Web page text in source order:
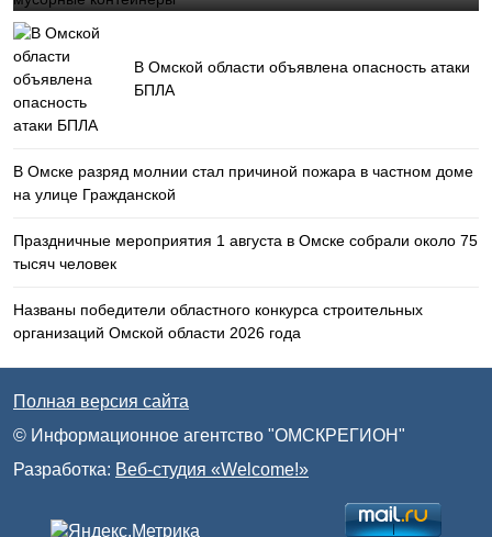
В Омской области объявлена опасность атаки
БПЛА
В Омске разряд молнии стал причиной пожара в частном доме
на улице Гражданской
Праздничные мероприятия 1 августа в Омске собрали около 75
тысяч человек
Названы победители областного конкурса строительных
организаций Омской области 2026 года
Полная версия сайта
© Информационное агентство "ОМСКРЕГИОН"
Разработка: Веб-студия «Welcome!»